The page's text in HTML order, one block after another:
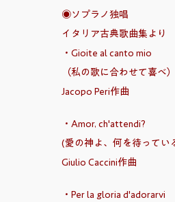
◉ソプラノ独唱
イタリア古典歌曲集より
・Gioite al canto mio
（私の歌に合わせて喜
Jacopo Peri作曲
・Amor, ch'attendi?
(愛の神よ、何を待って
Giulio Caccini作曲
・Per la gloria d'adorarvi